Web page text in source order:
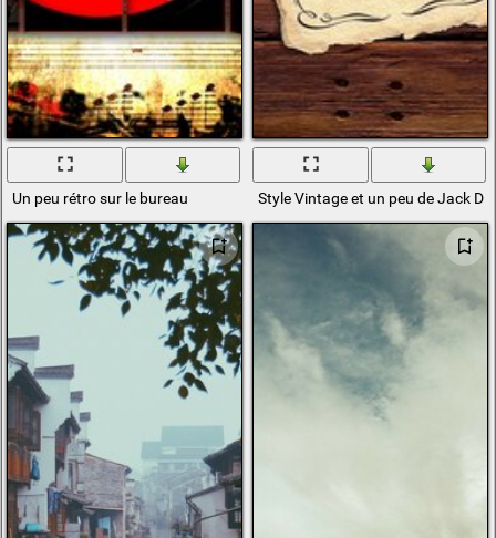
Un peu rétro sur le bureau Style Vintage et un peu de Jack